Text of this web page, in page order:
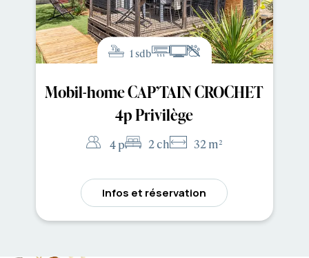
1 sdb
Mobil-home CAP’TAIN CROCHET
4p Privilège
4 p 2 ch 32 m²
Infos et réservation